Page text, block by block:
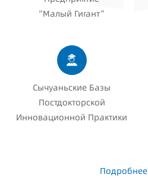
“Малый Гигант”
Сычуаньские Базы
Постдокторской
Инновационной Практики
Подробнее